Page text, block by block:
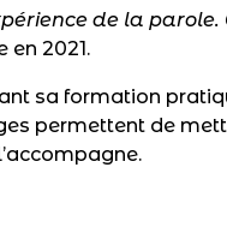
de la
en 2021.
sa formation
permettent de